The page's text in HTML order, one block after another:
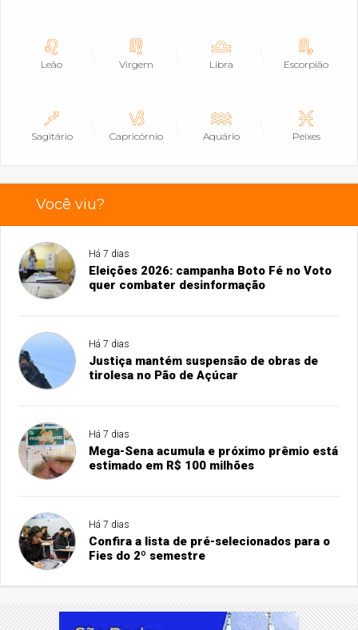
Leão Virgem Libra Escorpião
Sagitário Capricórnio Aquário Peixes
Você viu?
Há 7 dias
Eleições 2026: campanha Boto Fé no Voto
quer combater desinformação
Há 7 dias
Justiça mantém suspensão de obras de
tirolesa no Pão de Açúcar
Há 7 dias
Mega-Sena acumula e próximo prêmio está
estimado em R$ 100 milhões
Há 7 dias
Confira a lista de pré-selecionados para o
Fies do 2º semestre